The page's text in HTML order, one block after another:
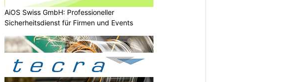
AiOS Swiss GmbH: Professioneller
Sicherheitsdienst für Firmen und Events